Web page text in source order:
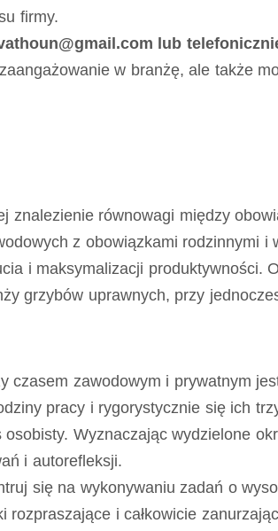
firmy.
lub
w branżę, ale także
znalezienie równowagi między
z obowiązkami rodzinnymi i
i maksymalizacji produktywności.
grzybów uprawnych, przy
czasem zawodowym i prywatnym
pracy i rygorystycznie się ich
Wyznaczając wydzielone
i autorefleksji.
się na wykonywaniu zadań o
rozpraszające i całkowicie